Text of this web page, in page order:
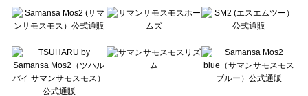
Te chichi（テチチ）のボトムス一覧
Te chichi CLASSIC（テチチ クラシック）のボトムス一覧
Lugnoncure（ルノンキュール）のボトムス一覧
BETTY'S BLUE（べティーズブルー）のボトムス一覧
Wpc.（ワールドパーティー）のボトムス一覧